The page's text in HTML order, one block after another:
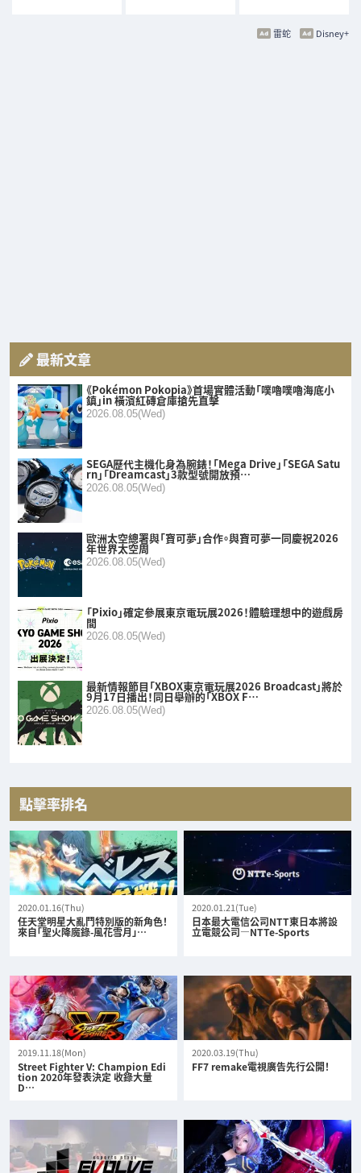
Disney+
雷蛇
最新文章
《Pokémon Pokopia》首場實體活動「噗嚕噗嚕海底小
鎮」in 橫濱紅磚倉庫搶先直擊
2026.08.05(Wed)
SEGA歷代主機化身為腕錶！「Mega Drive」「SEGA Satu
rn」「Dreamcast」3款型號開放預…
2026.08.05(Wed)
歐洲太空總署與「寶可夢」合作。與寶可夢一同慶祝2026
年世界太空周
2026.08.05(Wed)
「Pixio」確定參展東京電玩展2026！體驗理想中的遊戲房
間
2026.08.05(Wed)
最新情報節目「XBOX東京電玩展2026 Broadcast」將於
9月17日播出！同日舉辦的「XBOX F…
2026.08.05(Wed)
點擊率排名
2020.01.16(Thu)
任天堂明星大亂鬥特別版的新角色！
來自「聖火降魔錄-風花雪月」…
2020.01.21(Tue)
日本最大電信公司NTT東日本將設
立電競公司—NTTe-Sports
2019.11.18(Mon)
Street Fighter V: Champion Edi
tion 2020年發表決定 收錄大量
D…
2020.03.19(Thu)
FF7 remake電視廣告先行公開！